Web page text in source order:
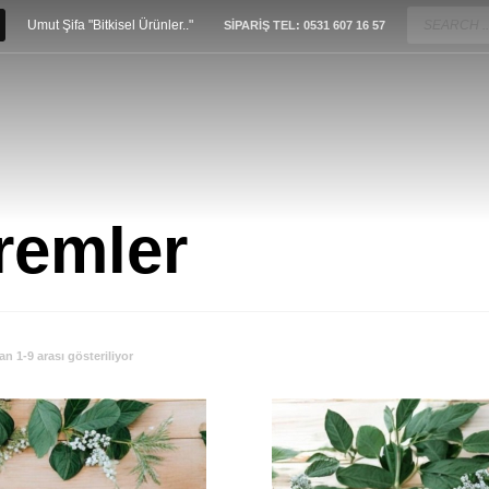
Umut Şifa "Bitkisel Ürünler.." SİPARİŞ TEL: 0531 607 16 57
1-9 arası gösteriliyor